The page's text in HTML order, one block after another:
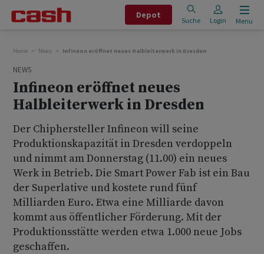
Depot
Suche Login Menu
Home News Infineon eröffnet neues Halbleiterwerk in Dresden
NEWS
Infineon eröffnet neues
Halbleiterwerk in Dresden
Der Chiphersteller Infineon will seine
Produktionskapazität in Dresden verdoppeln
und nimmt am Donnerstag (11.00) ein neues
Werk in Betrieb. Die Smart Power Fab ist ein Bau
der Superlative und kostete rund fünf
Milliarden Euro. Etwa eine Milliarde davon
kommt aus öffentlicher Förderung. Mit der
Produktionsstätte werden etwa 1.000 neue Jobs
geschaffen.